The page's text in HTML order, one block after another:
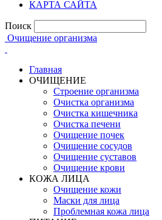
КАРТА САЙТА
Поиск
Очищение организма
Главная
ОЧИЩЕНИЕ
Строение организма
Очистка организма
Очистка кишечника
Очистка печени
Очищение почек
Очищение сосудов
Очищение суставов
Очищение крови
КОЖА ЛИЦА
Очищение кожи
Маски для лица
Проблемная кожа лица